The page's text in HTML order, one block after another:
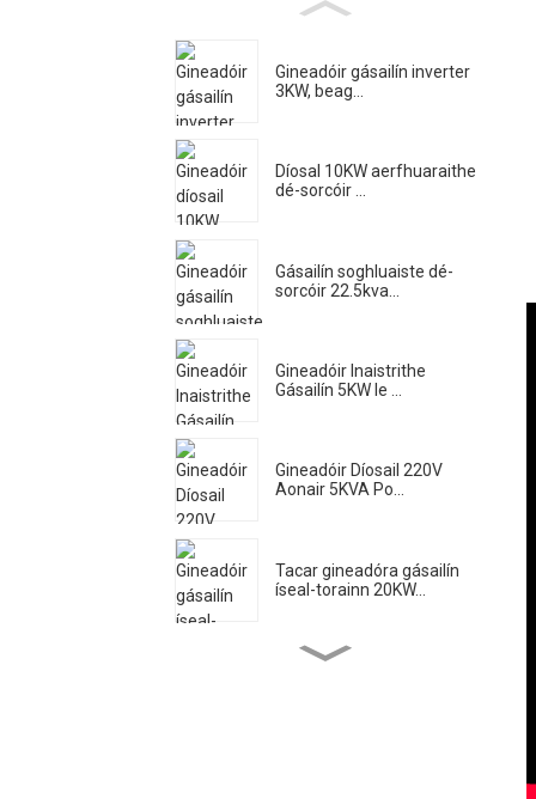
Gineadóir gásailín inverter
3KW, beag...
Díosal 10KW aerfhuaraithe
dé-sorcóir ...
Gásailín soghluaiste dé-
sorcóir 22.5kva...
Gineadóir Inaistrithe
Gásailín 5KW le ...
Gineadóir Díosail 220V
Aonair 5KVA Po...
Tacar gineadóra gásailín
íseal-torainn 20KW...